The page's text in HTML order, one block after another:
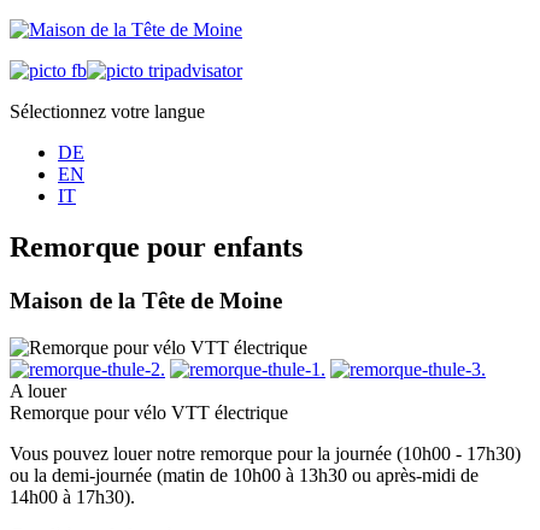
Sélectionnez votre langue
DE
EN
IT
Remorque pour enfants
Maison de la Tête de Moine
A louer
Remorque pour vélo VTT électrique
Vous pouvez louer notre remorque pour la journée (10h00 - 17h30)
ou la demi-journée (matin de 10h00 à 13h30 ou après-midi de
14h00 à 17h30).